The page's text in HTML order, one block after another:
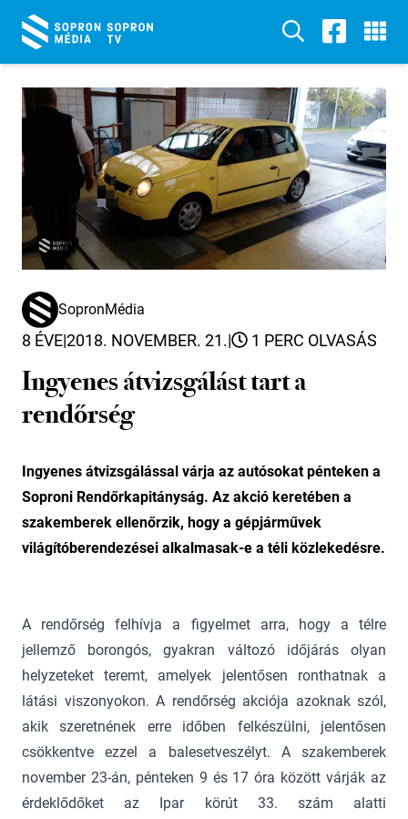
SopronMédia
8 ÉVE|2018. NOVEMBER. 21.| 1 PERC OLVASÁS
Ingyenes átvizsgálást tart a
rendőrség
Ingyenes átvizsgálással várja az autósokat pénteken a
Soproni Rendőrkapitányság. Az akció keretében a
szakemberek ellenőrzik, hogy a gépjárművek
világítóberendezései alkalmasak-e a téli közlekedésre.
A rendőrség felhívja a figyelmet arra, hogy a télre
jellemző borongós, gyakran változó időjárás olyan
helyzeteket teremt, amelyek jelentősen ronthatnak a
látási viszonyokon. A rendőrség akciója azoknak szól,
akik szeretnének erre időben felkészülni, jelentősen
csökkentve ezzel a balesetveszélyt. A szakemberek
november 23-án, pénteken 9 és 17 óra között várják az
érdeklődőket az Ipar körút 33. szám alatti